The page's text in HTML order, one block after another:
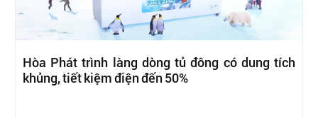
Hòa Phát trình làng dòng tủ đông có dung tích
khủng, tiết kiệm điện đến 50%